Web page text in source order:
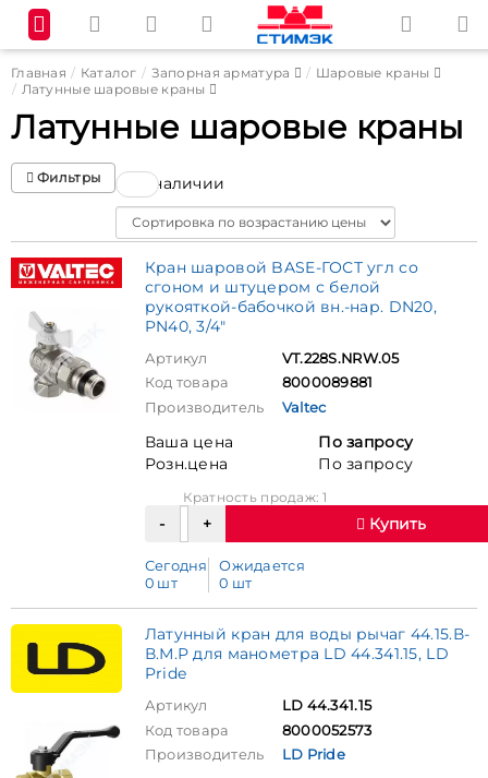
Главная Каталог Запорная арматура
Шаровые краны
Латунные шаровые краны
Латунные шаровые краны
Фильтры В наличии
Sort
Кран шаровой BASE-ГОСТ угл со
сгоном и штуцером с белой
рукояткой-бабочкой вн.-нар. DN20,
PN40, 3/4"
Артикул
VT.228S.NRW.05
Код товара
8000089881
Производитель
Valtec
Ваша цена
По запросу
Розн.цена
По запросу
Кратность продаж: 1
Купить
Сегодня
0 шт
Ожидается
0 шт
Латунный кран для воды рычаг 44.15.В-
В.М.Р для манометра LD 44.341.15, LD
Pride
Артикул
LD 44.341.15
Код товара
8000052573
Производитель
LD Pride